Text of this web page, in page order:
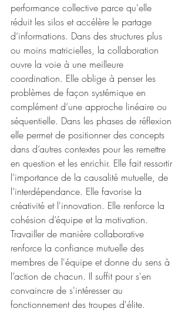
performance collective parce qu'elle
réduit les silos et accélère le partage
d’informations. Dans des structures plus
ou moins matricielles, la collaboration
ouvre la voie à une meilleure
coordination. Elle oblige à penser les
problèmes de façon systémique en
complément d’une approche linéaire ou
séquentielle. Dans les phases de réflexion
elle permet de positionner des concepts
dans d’autres contextes pour les remettre
en question et les enrichir. Elle fait ressortir
l’importance de la causalité mutuelle, de
l’interdépendance. Elle favorise la
créativité et l'innovation. Elle renforce la
cohésion d’équipe et la motivation.
Travailler de manière collaborative
renforce la confiance mutuelle des
membres de l'équipe et donne du sens à
l’action de chacun. Il suffit pour s'en
convaincre de s'intéresser au
fonctionnement des troupes d'élite.